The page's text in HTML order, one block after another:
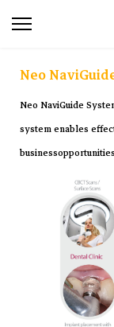
Neo
Neo NaviGuide
system enables